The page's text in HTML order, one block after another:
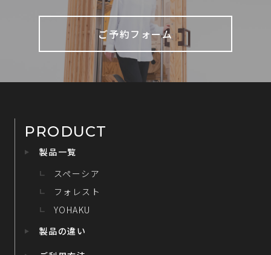
ご予約フォーム
PRODUCT
製品一覧
スペーシア
フォレスト
YOHAKU
製品の違い